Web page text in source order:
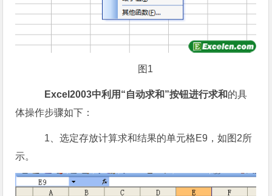
图1
Excel2003中利用“自动求和”按钮进行求和的具
体操作步骤如下：
1、选定存放计算求和结果的单元格E9，如图2所
示。